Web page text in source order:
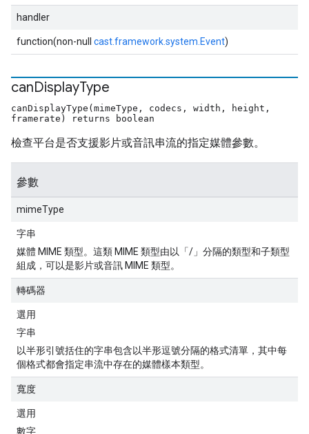
handler
function(non-null cast.framework.system.Event)
canDisplayType
canDisplayType(mimeType, codecs, width, height,
framerate) returns boolean
檢查平台是否支援影片或音訊串流的指定媒體參數。
參數
mimeType
字串
媒體 MIME 類型。這類 MIME 類型由以「/」分隔的類型和子類型
組成，可以是影片或音訊 MIME 類型。
轉碼器
選用
字串
以半形引號括住的字串包含以半形逗號分隔的格式清單，其中每
個格式都會指定串流中存在的媒體樣本類型。
寬度
選用
數字